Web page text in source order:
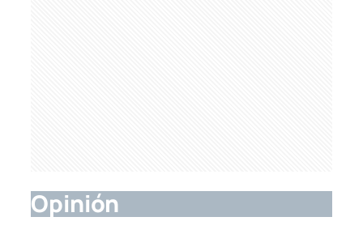
Opinión